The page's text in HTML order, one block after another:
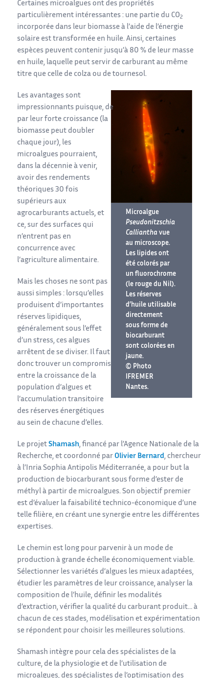
Certaines microalgues ont des propriétés
particulièrement intéressantes : une partie du CO2
incorporée dans leur biomasse à l’aide de l’énergie
solaire est transformée en huile. Ainsi, certaines
espèces peuvent contenir jusqu’à 80 % de leur masse
en huile, laquelle peut servir de carburant au même
titre que celle de colza ou de tournesol.
Microalgue
Pseudonitzschia
Calliantha vue
au microscope.
Les lipides ont
été colorés par
un fluorochrome
(le rouge du Nil).
Les réserves
d’huile utilisable
directement
sous forme de
biocarburant
sont colorées en
jaune.
© Photo
IFREMER
Nantes.
Les avantages sont
impressionnants puisque, de
par leur forte croissance (la
biomasse peut doubler
chaque jour), les
microalgues pourraient,
dans la décennie à venir,
avoir des rendements
théoriques 30 fois
supérieurs aux
agrocarburants actuels, et
ce, sur des surfaces qui
n’entrent pas en
concurrence avec
l’agriculture alimentaire.
Mais les choses ne sont pas
aussi simples : lorsqu’elles
produisent d’importantes
réserves lipidiques,
généralement sous l’effet
d’un stress, ces algues
arrêtent de se diviser. Il faut
donc trouver un compromis
entre la croissance de la
population d’algues et
l’accumulation transitoire
des réserves énergétiques
au sein de chacune d’elles.
Le projet Shamash, financé par l’Agence Nationale de la
Recherche, et coordonné par Olivier Bernard , chercheur
à l’Inria Sophia Antipolis Méditerranée, a pour but la
production de biocarburant sous forme d’ester de
méthyl à partir de microalgues. Son objectif premier
est d’évaluer la faisabilité technico-économique d’une
telle filière, en créant une synergie entre les différentes
expertises.
Le chemin est long pour parvenir à un mode de
production à grande échelle économiquement viable.
Sélectionner les variétés d’algues les mieux adaptées,
étudier les paramètres de leur croissance, analyser la
composition de l’huile, définir les modalités
d’extraction, vérifier la qualité du carburant produit… à
chacun de ces stades, modélisation et expérimentation
se répondent pour choisir les meilleures solutions.
Shamash intègre pour cela des spécialistes de la
culture, de la physiologie et de l’utilisation de
microalgues, des spécialistes de l’optimisation des